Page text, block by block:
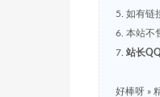
5. 如有链
6. 本站不
7. 站长
好棒呀 »